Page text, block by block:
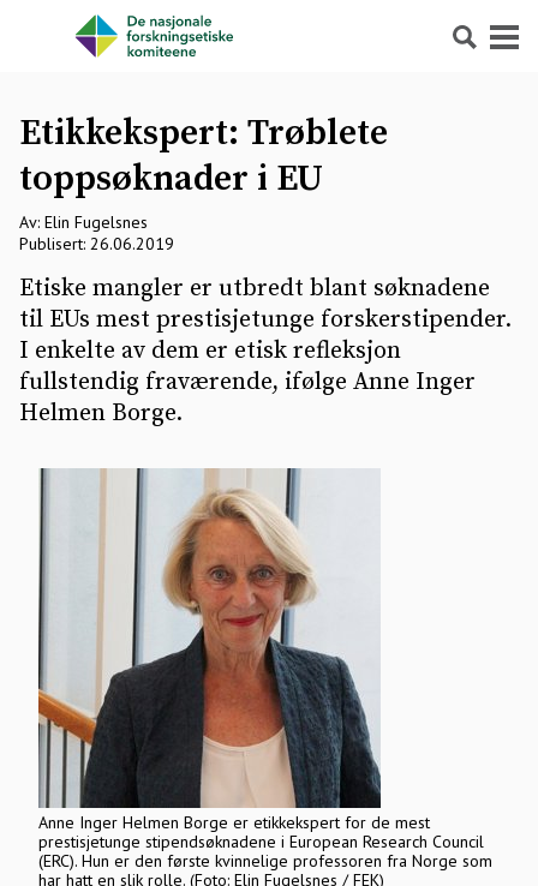
Søk Meny
Etikkekspert: Trøblete
toppsøknader i EU
Av: Elin Fugelsnes
Publisert: 26.06.2019
Etiske mangler er utbredt blant søknadene
til EUs mest prestisjetunge forskerstipender.
I enkelte av dem er etisk refleksjon
fullstendig fraværende, ifølge Anne Inger
Helmen Borge.
Anne Inger Helmen Borge er etikkekspert for de mest
prestisjetunge stipendsøknadene i European Research Council
(ERC). Hun er den første kvinnelige professoren fra Norge som
har hatt en slik rolle. (Foto: Elin Fugelsnes / FEK)